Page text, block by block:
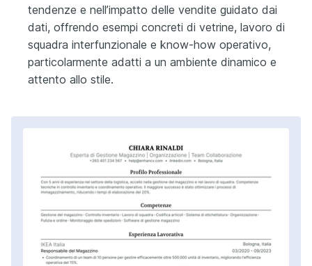
tendenze e nell’impatto delle vendite guidato dai
dati, offrendo esempi concreti di vetrine, lavoro di
squadra interfunzionale e know-how operativo,
particolarmente adatti a un ambiente dinamico e
attento allo stile.